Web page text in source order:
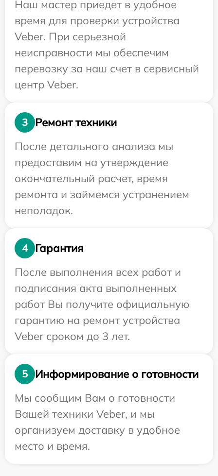
Наш мастер приедет в удобное
время для проверки устройства
Veber. При серьезной
неисправности мы обеспечим
перевозку за наш счет в сервисный
центр Veber.
3
Ремонт техники
После детального анализа мы
предоставим на утверждение
окончательный расчет, время
ремонта и займемся устранением
неполадок.
4
Гарантия
После выполнения всех работ и
подписания акта выполненных
работ Вы получите официальную
гарантию на ремонт устройства
Veber сроком до 3 лет.
5
Информирование о готовности
Мы сообщим Вам о готовности
Вашей техники Veber, и мы
организуем доставку в удобное
место и время.